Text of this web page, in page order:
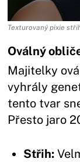
Texturovaný pixie
Oválný
Majitelky
vyhrály
tento tvar
Přesto jaro
Střih: